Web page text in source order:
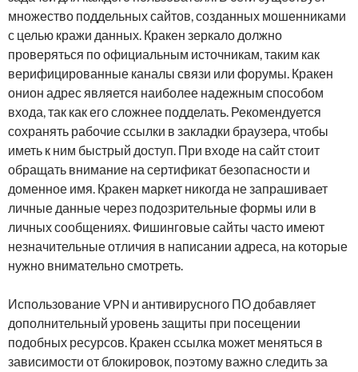
множество поддельных сайтов, созданных мошенниками
с целью кражи данных. Кракен зеркало должно
проверяться по официальным источникам, таким как
верифицированные каналы связи или форумы. Кракен
онион адрес является наиболее надежным способом
входа, так как его сложнее подделать. Рекомендуется
сохранять рабочие ссылки в закладки браузера, чтобы
иметь к ним быстрый доступ. При входе на сайт стоит
обращать внимание на сертификат безопасности и
доменное имя. Кракен маркет никогда не запрашивает
личные данные через подозрительные формы или в
личных сообщениях. Фишинговые сайты часто имеют
незначительные отличия в написании адреса, на которые
нужно внимательно смотреть.
Использование VPN и антивирусного ПО добавляет
дополнительный уровень защиты при посещении
подобных ресурсов. Кракен ссылка может меняться в
зависимости от блокировок, поэтому важно следить за